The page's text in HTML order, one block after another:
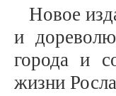
Новое
и
города и
жизни